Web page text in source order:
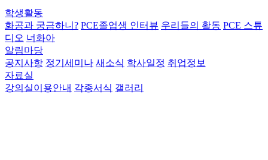
학생활동
화공과 궁금하니? PCE졸업생 인터뷰 우리들의 활동 PCE 스튜
디오 너화아
알림마당
공지사항 정기세미나 새소식 학사일정 취업정보
자료실
강의실이용안내 각종서식 갤러리